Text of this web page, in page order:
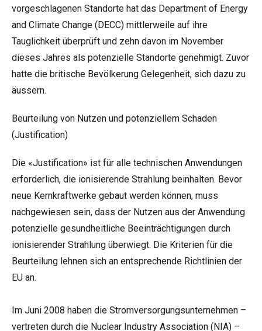
vorgeschlagenen Standorte hat das Department of Energy
and Climate Change (DECC) mittlerweile auf ihre
Tauglichkeit überprüft und zehn davon im November
dieses Jahres als potenzielle Standorte genehmigt. Zuvor
hatte die britische Bevölkerung Gelegenheit, sich dazu zu
äussern.
Beurteilung von Nutzen und potenziellem Schaden
(Justification)
Die «Justification» ist für alle technischen Anwendungen
erforderlich, die ionisierende Strahlung beinhalten. Bevor
neue Kernkraftwerke gebaut werden können, muss
nachgewiesen sein, dass der Nutzen aus der Anwendung
potenzielle gesundheitliche Beeinträchtigungen durch
ionisierender Strahlung überwiegt. Die Kriterien für die
Beurteilung lehnen sich an entsprechende Richtlinien der
EU an.
Im Juni 2008 haben die Stromversorgungsunternehmen –
vertreten durch die Nuclear Industry Association (NIA) –